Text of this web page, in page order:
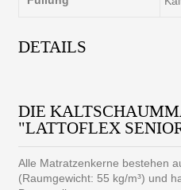
DETAILS
DIE
"LATTOFLEX
Alle Matratzenkerne bestehen
(Raumgewicht: 55 kg/m³) und